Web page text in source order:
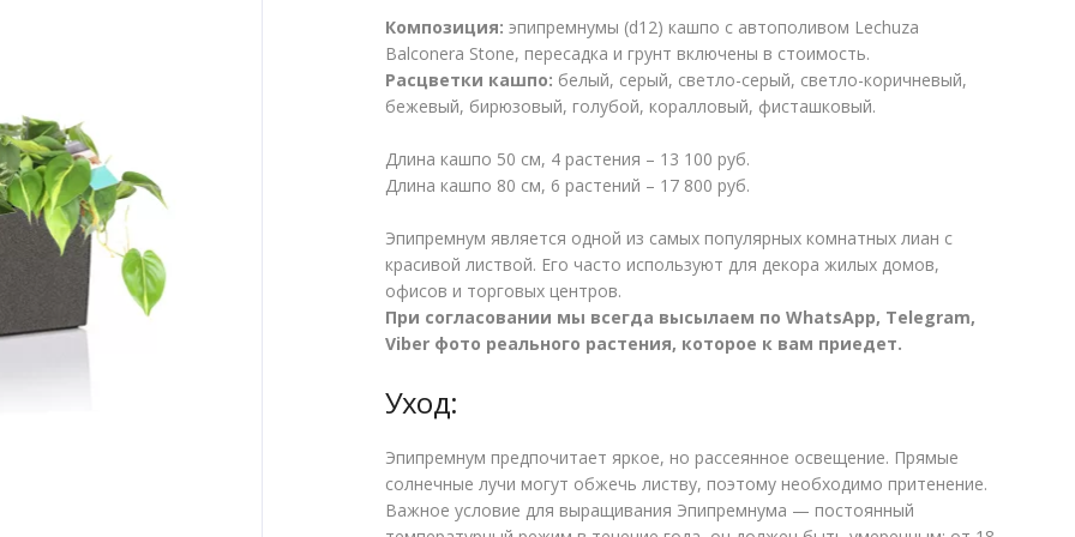
Композиция: эпипремнумы (d12) кашпо с автополивом Lechuza
Balconera Stone, пересадка и грунт включены в стоимость.
Расцветки кашпо: белый, серый, светло-серый, светло-коричневый,
бежевый, бирюзовый, голубой, коралловый, фисташковый.
Длина кашпо 50 см, 4 растения – 13 100 руб.
Длина кашпо 80 см, 6 растений – 17 800 руб.
Эпипремнум является одной из самых популярных комнатных лиан с
красивой листвой. Его часто используют для декора жилых домов,
офисов и торговых центров.
При согласовании мы всегда высылаем по WhatsApp, Telegram,
Viber фото реального растения, которое к вам приедет.
Уход:
Эпипремнум предпочитает яркое, но рассеянное освещение. Прямые
солнечные лучи могут обжечь листву, поэтому необходимо притенение.
Важное условие для выращивания Эпипремнума — постоянный